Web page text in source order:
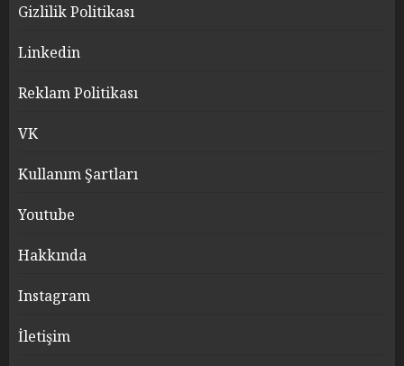
Gizlilik Politikası
Linkedin
Reklam Politikası
VK
Kullanım Şartları
Youtube
Hakkında
Instagram
İletişim